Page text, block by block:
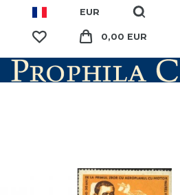
EUR
0,00 EUR